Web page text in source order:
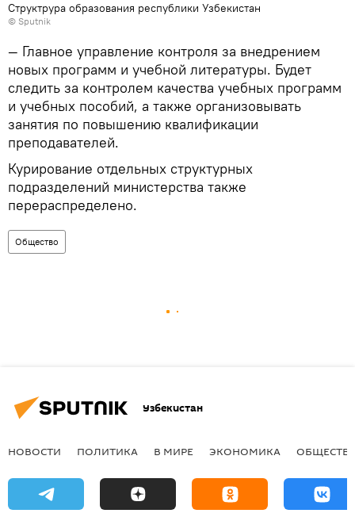
Структрура образования республики Узбекистан
© Sputnik
— Главное управление контроля за внедрением
новых программ и учебной литературы. Будет
следить за контролем качества учебных программ
и учебных пособий, а также организовывать
занятия по повышению квалификации
преподавателей.
Курирование отдельных структурных
подразделений министерства также
перераспределено.
Общество
Узбекистан
НОВОСТИ ПОЛИТИКА В МИРЕ ЭКОНОМИКА